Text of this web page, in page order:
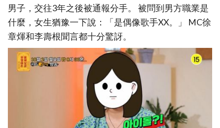
男子，交往3年之後被通報分手。 被問到男方職業是
什麼，女生猶豫一下說：「是偶像歌手XX。」 MC徐
章煇和李壽根聞言都十分驚訝。